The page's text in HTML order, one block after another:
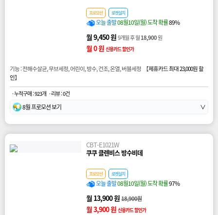
프로모션 로켓설치
오늘 출발08월10일(월) 도착 확률89%
월 9,450 원9개월 후 월18,900원
월 0 원 신용카드 할인가
기능 : 전해수살균, 무브세정, 어린이, 방수, 건조, 온열, 버블세정 【제휴카드 최대 23,000원 할
인】
· 누적구매 : 923개 · 리뷰 : 0건
8월 프로모션 보기 ∨
CBT-E1021W
쿠쿠 클렌비스 방수비데
프로모션 로켓설치
오늘 출발08월10일(월) 도착 확률97%
월 13,900 원18,900원
월 3,900 원 신용카드 할인가